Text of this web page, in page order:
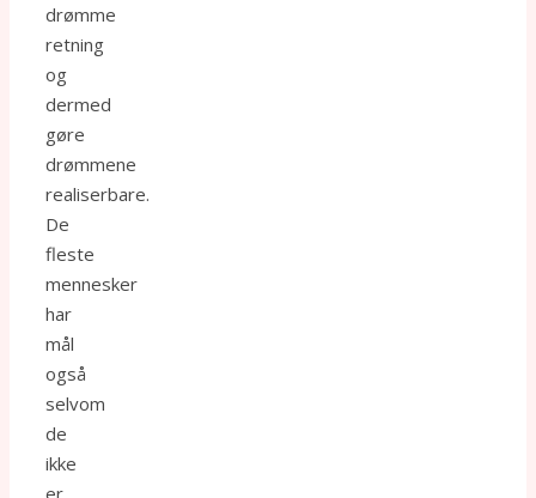
drømme
retning
og
dermed
gøre
drømmene
realiserbare.
De
fleste
mennesker
har
mål
også
selvom
de
ikke
er